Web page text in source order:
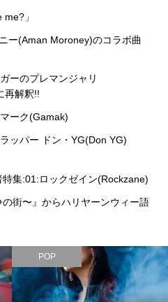
」
ー(Aman Moroney)のコラボ曲
ーのプレマンジャリ
再解釈!!
ーク(Gamak)
ッパー ドン・YG(Don YG)
特集:01:ロックゼイン(Rockzane)
街〜』からハリヤーンウィー語
POP